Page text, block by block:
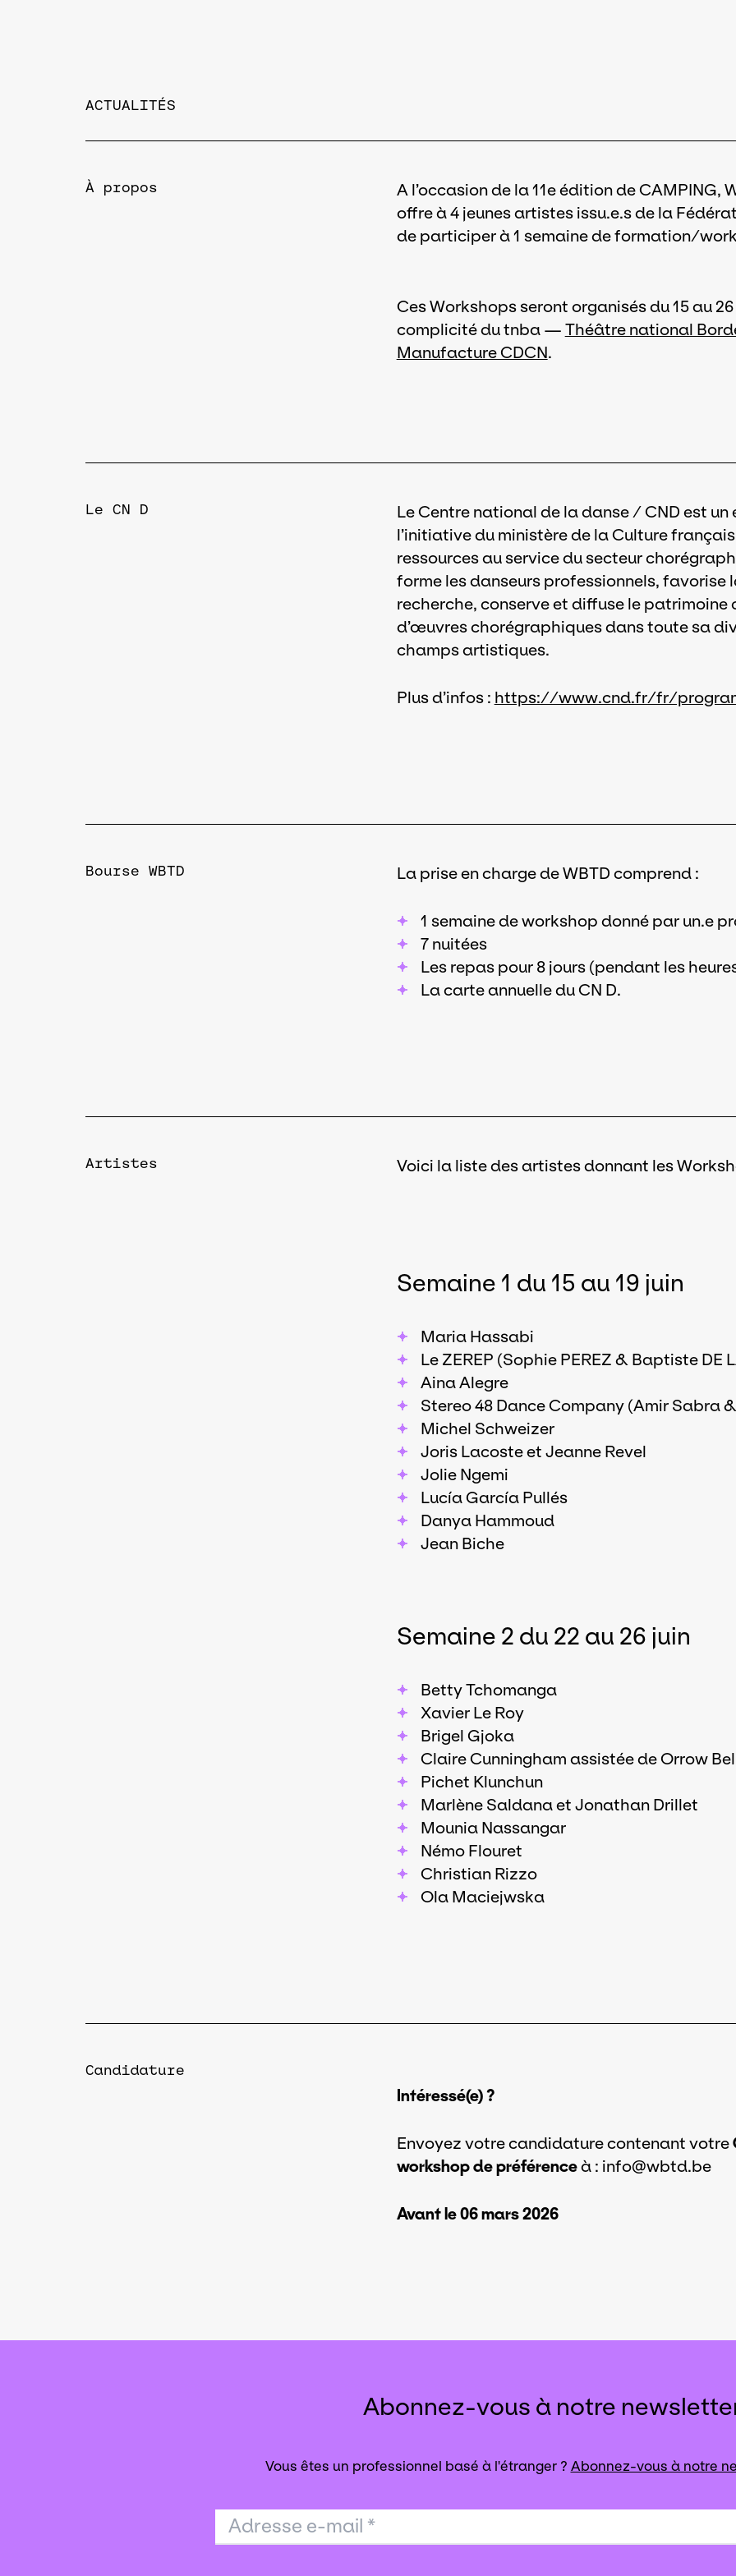
ACTUALITÉS
À propos
A l’occasion de la 11e édition de CAMPING,
offre à 4 jeunes artistes issu.e.s de la
de participer à 1 semaine de formation/
Ces Workshops seront organisés du 15 au
complicité du tnba — Théâtre national
Manufacture CDCN.
Le CN D
Le Centre national de la danse / CND est
l’initiative du ministère de la Culture
ressources au service du secteur
forme les danseurs professionnels,
recherche, conserve et diffuse le
d’œuvres chorégraphiques dans toute sa
champs artistiques.
Plus d’infos : https://www.cnd.fr/fr/
Bourse WBTD La prise en charge de WBTD comprend :
1 semaine de workshop donné par un.e
7 nuitées
Les repas pour 8 jours (pendant les
La carte annuelle du CN D.
Artistes Voici la liste des artistes donnant les
Semaine 1 du 15 au 19 juin
Maria Hassabi
Le ZEREP (Sophie PEREZ & Baptiste DE
Aina Alegre
Stereo 48 Dance Company (Amir Sabra
Michel Schweizer
Joris Lacoste et Jeanne Revel
Jolie Ngemi
Lucía García Pullés
Danya Hammoud
Jean Biche
Semaine 2 du 22 au 26 juin
Betty Tchomanga
Xavier Le Roy
Brigel Gjoka
Claire Cunningham assistée de Orrow
Pichet Klunchun
Marlène Saldana et Jonathan Drillet
Mounia Nassangar
Némo Flouret
Christian Rizzo
Ola Maciejwska
Candidature
Intéressé(e) ?
Envoyez votre candidature contenant votre
workshop de préférenceà : info@wbtd.be
Avant le 06 mars 2026
Abonnez-vous à notre
Vous êtes un professionnel basé à l'étranger ? Abonnez-vous à notre
Adresse e-mail *